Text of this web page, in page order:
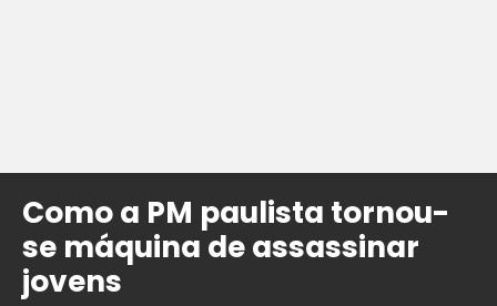
Como a PM paulista tornou-
se máquina de assassinar
jovens